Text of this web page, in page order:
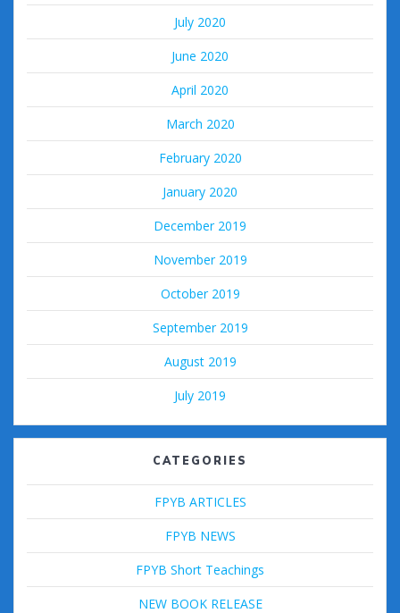
July 2020
June 2020
April 2020
March 2020
February 2020
January 2020
December 2019
November 2019
October 2019
September 2019
August 2019
July 2019
CATEGORIES
FPYB ARTICLES
FPYB NEWS
FPYB Short Teachings
NEW BOOK RELEASE